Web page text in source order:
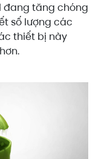
đang tăng chóng
số lượng các
thiết bị này